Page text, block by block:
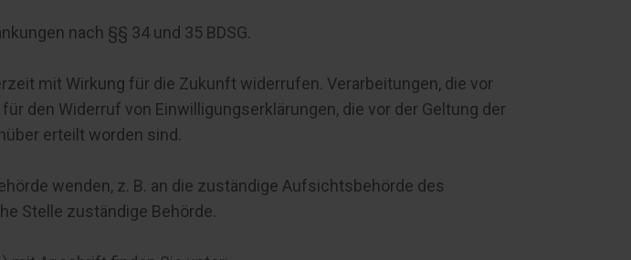
nach §§ 34 und 35 BDSG.
mit Wirkung für die Zukunft widerrufen. Verarbeitungen, die vor
den Widerruf von Einwilligungserklärungen, die vor der Geltung der
erteilt worden sind.
wenden, z. B. an die zuständige Aufsichtsbehörde des
Stelle zuständige Behörde.